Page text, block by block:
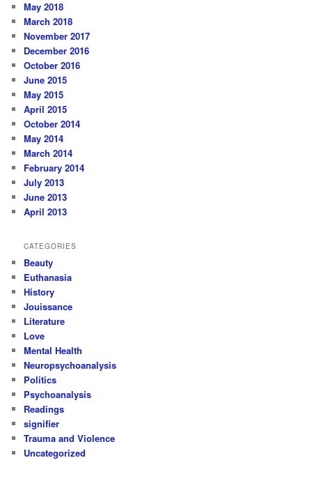
May 2018
March 2018
November 2017
December 2016
October 2016
June 2015
May 2015
April 2015
October 2014
May 2014
March 2014
February 2014
July 2013
June 2013
April 2013
CATEGORIES
Beauty
Euthanasia
History
Jouissance
Literature
Love
Mental Health
Neuropsychoanalysis
Politics
Psychoanalysis
Readings
signifier
Trauma and Violence
Uncategorized